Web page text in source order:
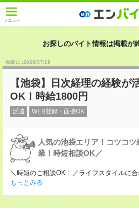
メニュー
お探しのバイト情報は掲載が
掲載日 :2026/07/19
【池袋】日次経理の経験が
OK！時給1800円
派遣 WEB登録・面接OK
人気の池袋エリア！コツコ
業！時短相談OK／
＼時短のご相談OK！／ライフスタイルに
もっとみる